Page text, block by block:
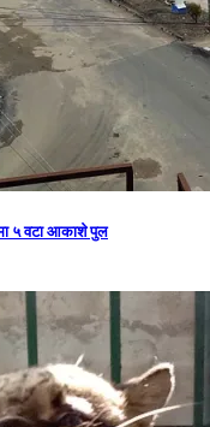
५ वटा आकाशे पुल